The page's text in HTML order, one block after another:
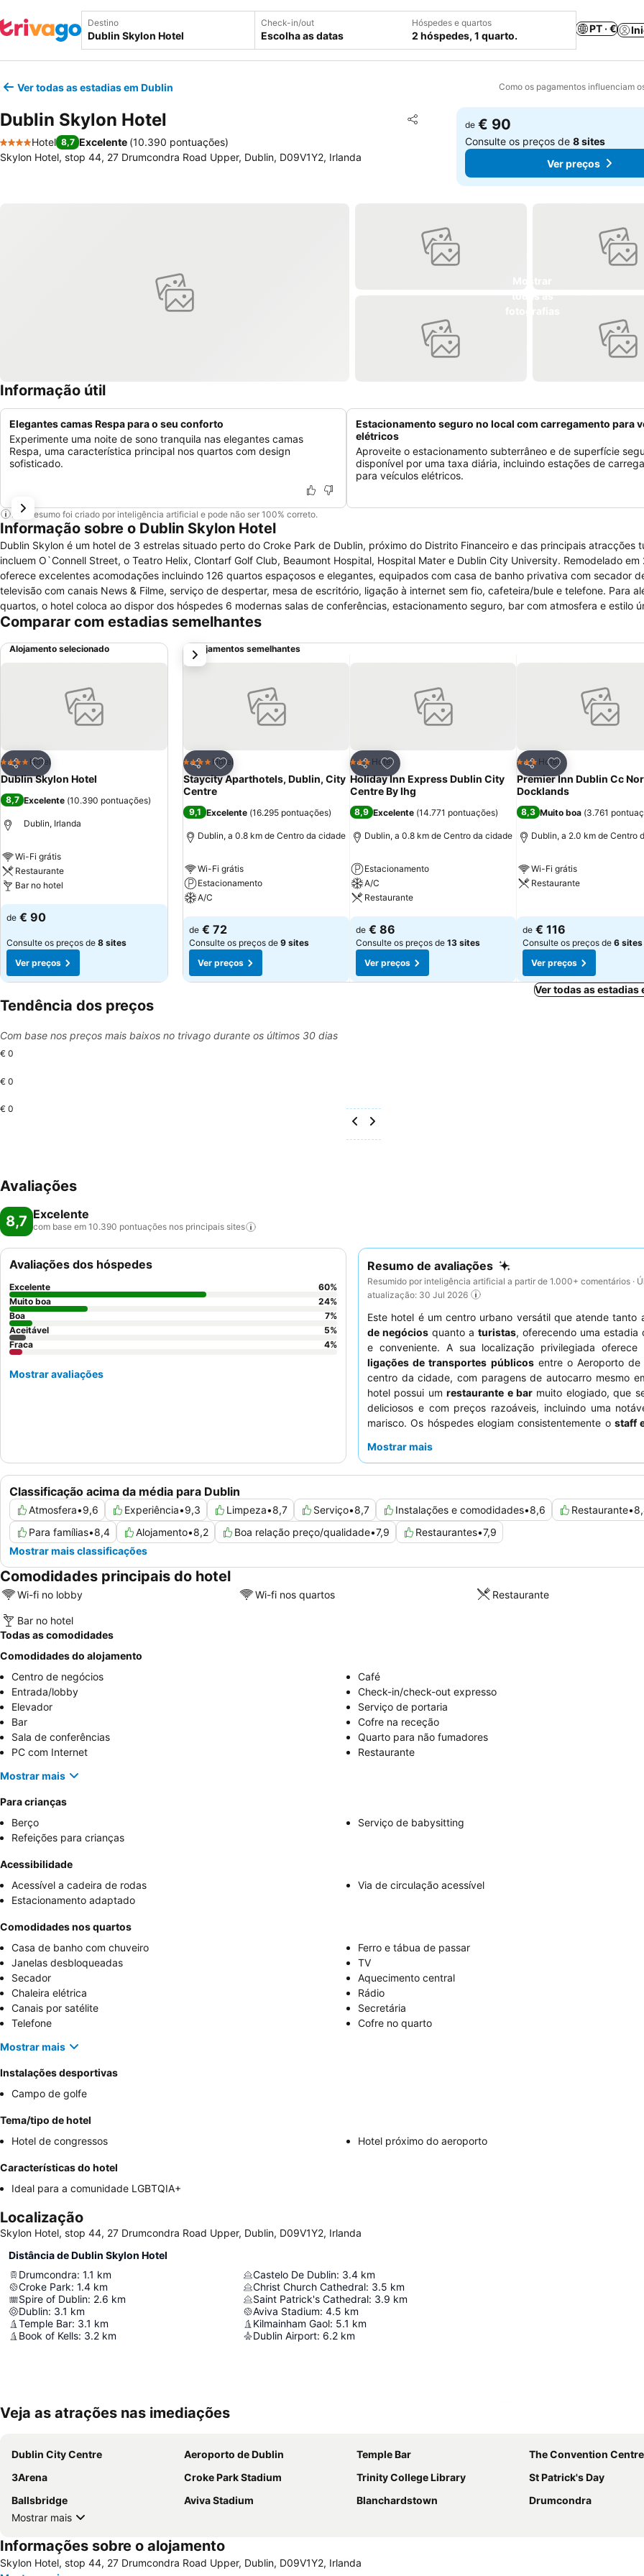
Destino Check-in/out
Escolha as datas
Hóspedes e quartos
2 hóspedes, 1 quarto.
PT · €
Ver todas as estadias em Dublin Como os pagamentos influenciam
Dublin Skylon Hotel Partilhar
Adicionar aos favoritos
4 Estrelas
Hotel 8,7 Excelente (10.390 pontuações)
Skylon Hotel, stop 44, 27 Drumcondra Road Upper, Dublin, D09V1Y2, Irlanda
de € 90
Consulte os preços de8 sites
Ver preços
Informação útil
Elegantes camas Respa para o seu conforto
Experimente uma noite de sono tranquila nas elegantes camas
Respa, uma característica principal nos quartos com design
sofisticado.
Estacionamento seguro no local com carregamento para
elétricos
Aproveite o estacionamento subterrâneo e de superfície
disponível por uma taxa diária, incluindo estações de
para veículos elétricos.
Este resumo foi criado por inteligência artificial e pode não ser 100% correto.
Informação sobre o Dublin Skylon Hotel
Dublin Skylon é um hotel de 3 estrelas situado perto do Croke Park de Dublin, próximo do Distrito Financeiro e das principais atracções
incluem O`Connell Street, o Teatro Helix, Clontarf Golf Club, Beaumont Hospital, Hospital Mater e Dublin City University. Remodelado em
oferece excelentes acomodações incluindo 126 quartos espaçosos e elegantes, equipados com casa de banho privativa com secador
televisão com canais News & Filme, serviço de despertar, mesa de escritório, ligação à internet sem fio, cafeteira/bule e telefone. Para
quartos, o hotel coloca ao dispor dos hóspedes 6 modernas salas de conferências, estacionamento seguro, bar com atmosfera e estilo
para desfrutar de uma refeição ligeira de negócios ou simplesmente acompanhar um amigo, acesso gratuito à internet sem fio nas áreas
Comparar com estadias semelhantes
Alojamento selecionado
Partilhar
Adicionar aos favoritos
4 EstrelasHotel
Dublin Skylon Hotel
8,7 Excelente (10.390 pontuações)
Dublin, Irlanda
Wi-Fi grátis
Restaurante
Bar no hotel
Ver preços
de € 90
Consulte os preços de 8 sites
Ver preços
Alojamentos semelhantes
Partilhar
Adicionar aos favoritos
4 EstrelasHotel
Staycity Aparthotels, Dublin, City
Centre
9,1 Excelente (16.295 pontuações)
Dublin, a 0.8 km de Centro da cidade
Wi-Fi grátis
Estacionamento
A/C
Ver preços
de € 72
Consulte os preços de 9 sites
Ver preços
Partilhar
Adicionar aos favoritos
3 Estrelas
Hotel
Holiday Inn Express Dublin City
Centre By Ihg
8,9 Excelente (14.771 pontuações)
Dublin, a 0.8 km de Centro da cidade
Estacionamento
A/C
Restaurante
Ver preços
de € 86
Consulte os preços de 13 sites
Ver preços
Partilhar
Adicionar aos
3 Estrelas
Hotel
Premier Inn Dublin Cc
Docklands
8,3 Muito boa (3.761
Dublin, a 2.0 km de Centro
Wi-Fi grátis
Restaurante
de € 116
Consulte os preços de 6 sites
Ver preços
próximo
Ver todas as estadias
Tendência dos preços
Com base nos preços mais baixos no trivago durante os últimos 30 dias
€ 0
€ 0
€ 0
Avaliações
8,7 Excelente
com base em 10.390 pontuações nos principais sites
Resumo de avaliações
Resumido por inteligência artificial a partir de 1.000+ comentários ·
atualização: 30 Jul 2026
Este hotel é um centro urbano versátil que atende tanto
de negócios quanto a turistas, oferecendo uma estadia
e conveniente. A sua localização privilegiada oferece
ligações de transportes públicosentre o Aeroporto de
centro da cidade, com paragens de autocarro mesmo
hotel possui umrestaurante e bar muito elogiado, que
deliciosos e com preços razoáveis, incluindo uma
marisco. Os hóspedes elogiam consistentemente o staff
agradável. Para quem tem veículos elétricos, o hotel
Mostrar mais
Classificação acima da média para Dublin
Atmosfera•9,6 Experiência•9,3 Limpeza•8,7 Serviço•8,7 Instalações e comodidades•8,6 Restaurante•
Para famílias•8,4 Alojamento•8,2 Boa relação preço/qualidade•7,9 Restaurantes•7,9
Mostrar mais classificações
Avaliações dos hóspedes
Excelente 60%
Muito boa
24%
Boa
7%
Aceitável
5%
Fraca
4%
Mostrar avaliações
Comodidades principais do hotel
Wi-fi no lobby Wi-fi nos quartos Restaurante
Bar no hotel
Todas as comodidades
Comodidades do alojamento
Centro de negócios
Café
Entrada/lobby
Check-in/check-out expresso
Elevador
Serviço de portaria
Bar
Cofre na receção
Sala de conferências
Quarto para não fumadores
PC com Internet
Restaurante
Mostrar mais
Para crianças
Berço
Serviço de babysitting
Refeições para crianças
Acessibilidade
Acessível a cadeira de rodas
Via de circulação acessível
Estacionamento adaptado
Comodidades nos quartos
Casa de banho com chuveiro
Ferro e tábua de passar
Janelas desbloqueadas
TV
Secador
Aquecimento central
Chaleira elétrica
Rádio
Canais por satélite
Secretária
Telefone
Cofre no quarto
Mostrar mais
Instalações desportivas
Campo de golfe
Tema/tipo de hotel
Hotel de congressos
Hotel próximo do aeroporto
Características do hotel
Ideal para a comunidade LGBTQIA+
Localização
Skylon Hotel, stop 44, 27 Drumcondra Road Upper, Dublin, D09V1Y2, Irlanda
Distância de Dublin Skylon Hotel
Drumcondra: 1.1 km
Croke Park: 1.4 km
Spire of Dublin: 2.6 km
Dublin: 3.1 km
Temple Bar: 3.1 km
Book of Kells: 3.2 km
Castelo De Dublin: 3.4 km
Christ Church Cathedral: 3.5 km
Saint Patrick's Cathedral: 3.9 km
Aviva Stadium: 4.5 km
Kilmainham Gaol: 5.1 km
Dublin Airport: 6.2 km
Veja as atrações nas imediações
Dublin City Centre Aeroporto de Dublin Temple Bar
The Convention
3Arena
Croke Park Stadium Trinity College Library
St Patrick's Day
Ballsbridge
Aviva Stadium Blanchardstown
Drumcondra
Mostrar mais
Informações sobre o alojamento
Skylon Hotel, stop 44, 27 Drumcondra Road Upper, Dublin, D09V1Y2, Irlanda